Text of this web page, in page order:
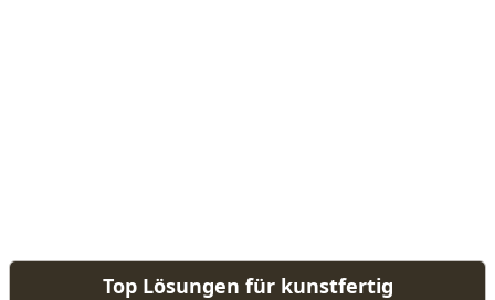
Top Lösungen für kunstfertig